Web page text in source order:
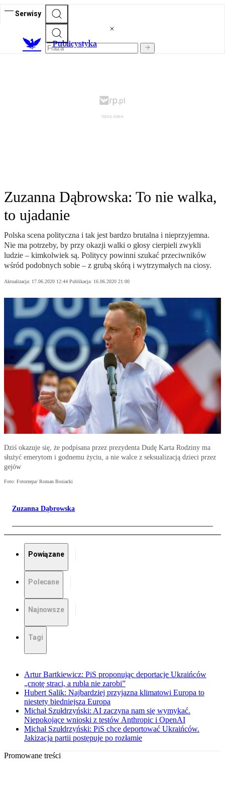
Serwisy
Publicystyka
Zuzanna Dąbrowska: To nie walka,
to ujadanie
Polska scena polityczna i tak jest bardzo brutalna i nieprzyjemna.
Nie ma potrzeby, by przy okazji walki o głosy cierpieli zwykli
ludzie – kimkolwiek są. Politycy powinni szukać przeciwników
wśród podobnych sobie – z grubą skórą i wytrzymałych na ciosy.
Aktualizacja: 17.06.2020 12:44 Publikacja: 16.06.2020 21:00
Dziś okazuje się, że podpisana przez prezydenta Dudę Karta Rodziny ma
służyć emerytom i godnemu życiu, a nie walce z seksualizacją dzieci przez
gejów
Foto: Fotorzepa/ Roman Bosiacki
Zuzanna Dąbrowska
Powiązane
Polecane
Najnowsze
Tagi
Artur Bartkiewicz: PiS proponując deportacje Ukraińców
„cnotę straci, a rubla nie zarobi”
Hubert Salik: Najbardziej przyjazna klimatowi Europa to
niestety biedniejsza Europa
Michał Szułdrzyński: AI zaczyna nam się wymykać.
Niepokojące wnioski z testów Anthropic i OpenAI
Michał Szułdrzyński: PiS chce deportować Ukraińców.
Jakizacja partii postępuje po rozłamie
Promowane treści